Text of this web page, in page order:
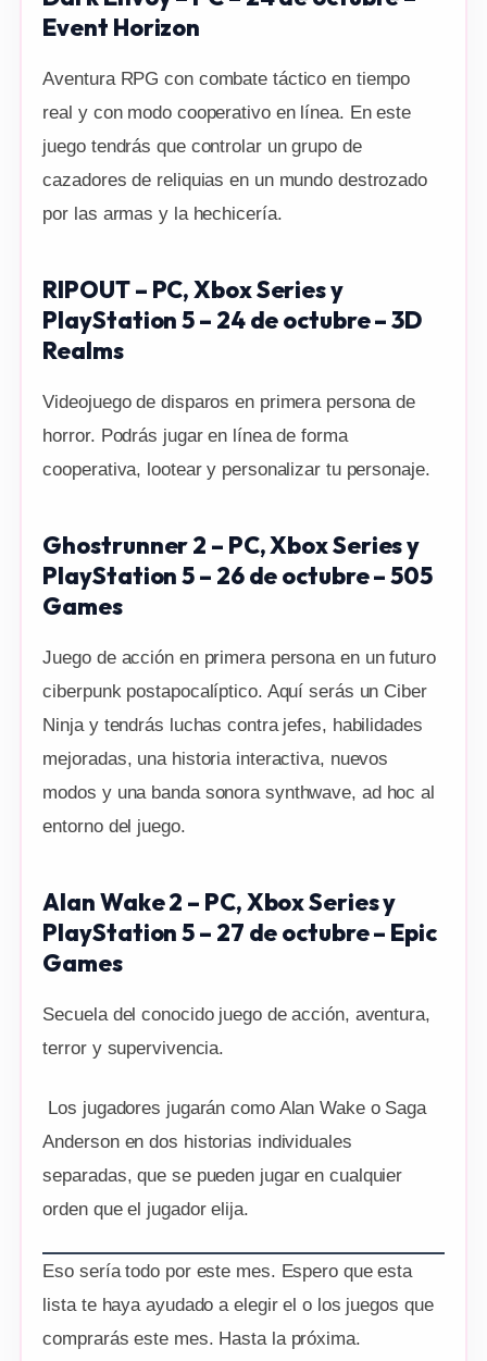
Event Horizon
Aventura RPG con combate táctico en tiempo
real y con modo cooperativo en línea. En este
juego tendrás que controlar un grupo de
cazadores de reliquias en un mundo destrozado
por las armas y la hechicería.
RIPOUT – PC, Xbox Series y
PlayStation 5 – 24 de octubre – 3D
Realms
Videojuego de disparos en primera persona de
horror. Podrás jugar en línea de forma
cooperativa, lootear y personalizar tu personaje.
Ghostrunner 2 – PC, Xbox Series y
PlayStation 5 – 26 de octubre – 505
Games
Juego de acción en primera persona en un futuro
ciberpunk postapocalíptico. Aquí serás un Ciber
Ninja y tendrás luchas contra jefes, habilidades
mejoradas, una historia interactiva, nuevos
modos y una banda sonora synthwave, ad hoc al
entorno del juego.
Alan Wake 2 – PC, Xbox Series y
PlayStation 5 – 27 de octubre – Epic
Games
Secuela del conocido juego de acción, aventura,
terror y supervivencia.
Los jugadores jugarán como Alan Wake o Saga
Anderson en dos historias individuales
separadas, que se pueden jugar en cualquier
orden que el jugador elija.
Eso sería todo por este mes. Espero que esta
lista te haya ayudado a elegir el o los juegos que
comprarás este mes. Hasta la próxima.